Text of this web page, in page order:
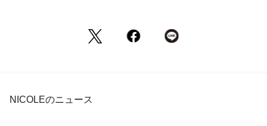
NICOLEのニュース